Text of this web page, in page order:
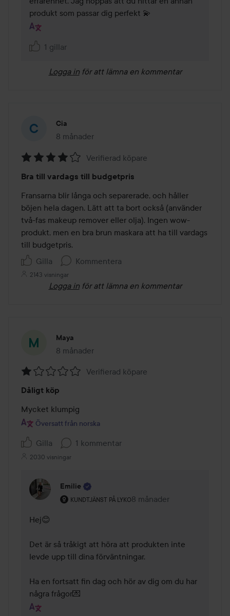
produkt som passar dig perfekt 💫
1 gillar
Logga in för att lämna en kommentar
Cia
8 månader
Inlägget skapades 8 månader
4
av
5
Verifierad köpare
Bra till vardags till budgetpris
Fransarna blir långa och separerade, och håller
böjen hela dagen. Lätt att ta bort också (använder
två-fas makeup remover eller olja). Ingen wow-
produkt, men en bra brun maskara att ha till vardags
till budgetpris.
Gilla
Kommentera
2143 visningar
Logga in för att lämna en kommentar
Maya
8 månader
Inlägget skapades 8 månader
1
av
5
Verifierad köpare
Dåligt köp
Mycket klumpig
Översatt från norska
Gilla 1 kommentar
2030 visningar
Emilie
KUNDTJÄNST PÅ LYKO
Användarens roll: Kundtjänst på Lyko.
8 månader
Kommentaren lades 8
Hej😊
Det är så tråkigt att höra att produkten inte
levde upp till dina förväntningar.
Ha en fortsatt fin dag och hör av dig om du har
några frågor💌